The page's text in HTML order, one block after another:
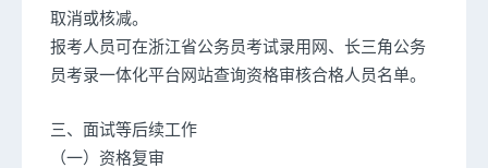
取消或核减。
报考人员可在浙江省公务员考试录用网、长三角公务
员考录一体化平台网站查询资格审核合格人员名单。
三、面试等后续工作
（一）资格复审